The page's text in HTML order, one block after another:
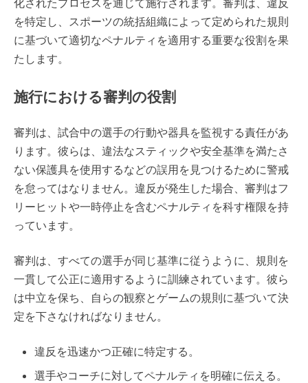
を特定し、スポーツの統括組織によって定められた規則
に基づいて適切なペナルティを適用する重要な役割を果
たします。
施行における審判の役割
審判は、試合中の選手の行動や器具を監視する責任があ
ります。彼らは、違法なスティックや安全基準を満たさ
ない保護具を使用するなどの誤用を見つけるために警戒
を怠ってはなりません。違反が発生した場合、審判はフ
リーヒットや一時停止を含むペナルティを科す権限を持
っています。
審判は、すべての選手が同じ基準に従うように、規則を
一貫して公正に適用するように訓練されています。彼ら
は中立を保ち、自らの観察とゲームの規則に基づいて決
定を下さなければなりません。
違反を迅速かつ正確に特定する。
選手やコーチに対してペナルティを明確に伝える。